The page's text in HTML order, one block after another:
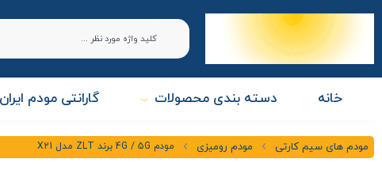
خانه دسته بندی محصولات گارانتی مودم ایران
مودم های سیم کارتی مودم رومیزی مودم 4G / 5G برند ZLT مدل X21